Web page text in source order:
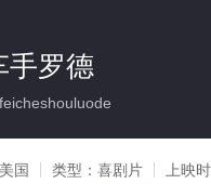
手罗德
美国 类型： 喜剧片 上映